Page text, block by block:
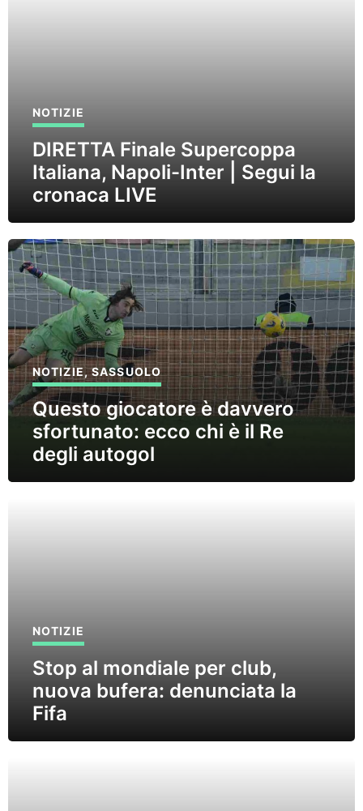
NOTIZIE
DIRETTA Finale Supercoppa
Italiana, Napoli-Inter | Segui la
cronaca LIVE
NOTIZIE,SASSUOLO
Questo giocatore è davvero
sfortunato: ecco chi è il Re
degli autogol
NOTIZIE
Stop al mondiale per club,
nuova bufera: denunciata la
Fifa